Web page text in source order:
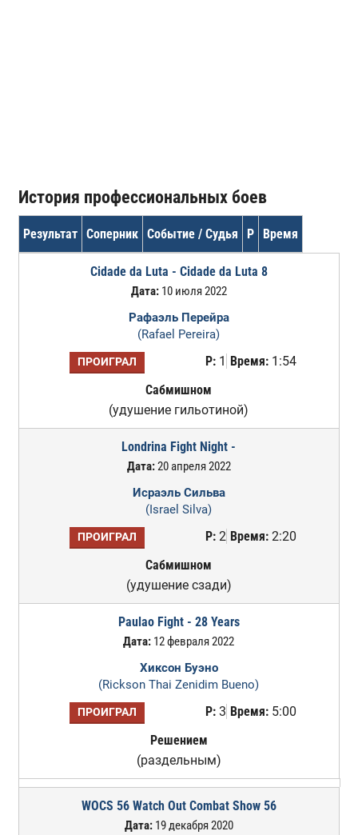
История профессиональных боев
Результат Соперник Событие / Судья Р Время
Cidade da Luta - Cidade da Luta 8
Дата:10 июля 2022
Рафаэль Перейра
(Rafael Pereira)
ПРОИГРАЛ Р:1 Время:1:54
Сабмишном
(удушение гильотиной)
Londrina Fight Night -
Дата:20 апреля 2022
Исраэль Сильва
(Israel Silva)
ПРОИГРАЛ Р:2 Время:2:20
Сабмишном
(удушение сзади)
Paulao Fight - 28 Years
Дата: 12 февраля 2022
Хиксон Буэно
(Rickson Thai Zenidim Bueno)
ПРОИГРАЛ Р:3 Время:5:00
Решением
(раздельным)
WOCS 56 Watch Out Combat Show 56
Дата:19 декабря 2020